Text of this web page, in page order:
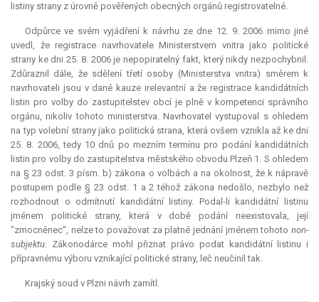
listiny strany z úrovně pověřených obecných orgánů registrovatelné.
Odpůrce ve svém vyjádření k návrhu ze dne 12. 9. 2006 mimo jiné
uvedl, že registrace navrhovatele Ministerstvem vnitra jako politické
strany ke dni 25. 8. 2006 je nepopiratelný fakt, který nikdy nezpochybnil.
Zdůraznil dále, že sdělení třetí osoby (Ministerstva vnitra) směrem k
navrhovateli jsou v dané kauze irelevantní a že registrace kandidátních
listin pro volby do zastupitelstev obcí je plně v kompetenci správního
orgánu, nikoliv tohoto ministerstva. Navrhovatel vystupoval s ohledem
na typ volební strany jako politická strana, která ovšem vznikla až ke dni
25. 8. 2006, tedy 10 dnů po mezním termínu pro podání kandidátních
listin pro volby do zastupitelstva městského obvodu Plzeň 1. S ohledem
na § 23 odst. 3 písm. b) zákona o volbách a na okolnost, že k nápravě
postupem podle § 23 odst. 1 a 2 téhož zákona nedošlo, nezbylo než
rozhodnout o odmítnutí kandidátní listiny. Podal-li kandidátní listinu
jménem politické strany, která v době podání neexistovala, její
"zmocněnec", nelze to považovat za platné jednání jménem tohoto non-
subjektu. Zákonodárce mohl přiznat právo podat kandidátní listinu i
přípravnému výboru vznikající politické strany, leč neučinil tak.
Krajský soud v Plzni návrh zamítl.